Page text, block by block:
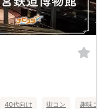
40代向け 街コン 趣味コン